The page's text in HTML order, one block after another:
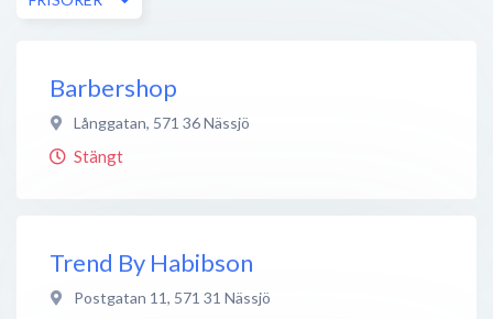
Barbershop
Långgatan, 571 36Nässjö
Stängt
Trend By Habibson
Postgatan 11, 571 31 Nässjö